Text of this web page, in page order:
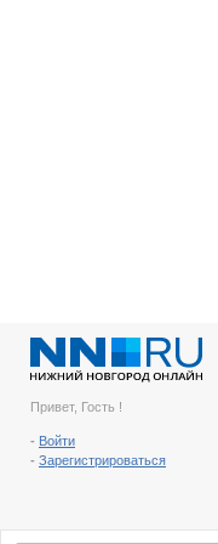
Привет, Гость !
- Войти
- Зарегистрироваться